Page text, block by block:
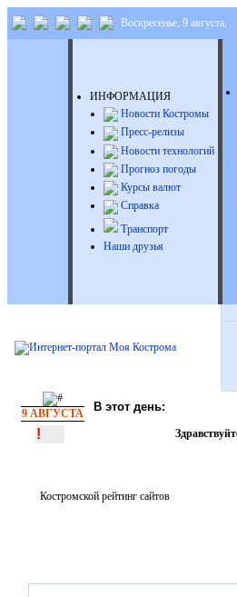
Воскресенье, 9 августа,
ИНФОРМАЦИЯ
Новости Костромы
Пресс-релизы
Новости технологий
Прогноз погоды
Курсы валют
Справка
Транспорт
Наши друзья
9 АВГУСТА В этот день:
!
Костромской рейтинг сайтов